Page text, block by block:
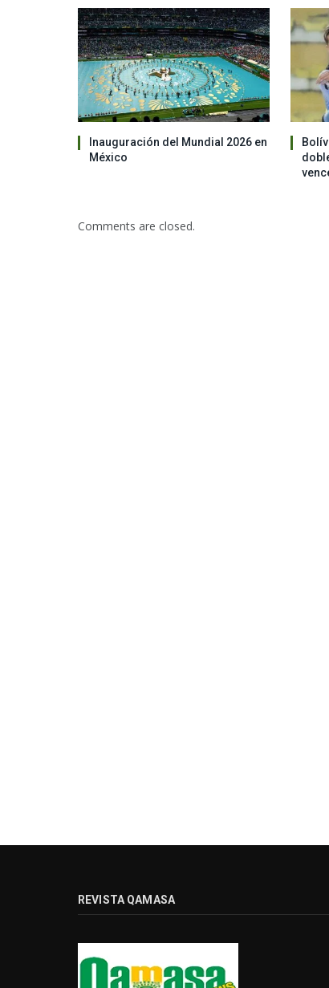
Inauguración del Mundial 2026 en
México
Comments are closed.
REVISTA QAMASA